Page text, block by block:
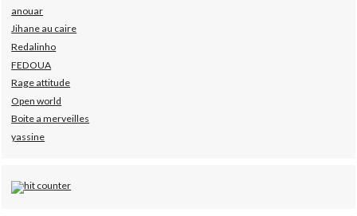
anouar
Jihane au caire
Redalinho
FEDOUA
Rage attitude
Open world
Boite a merveilles
yassine